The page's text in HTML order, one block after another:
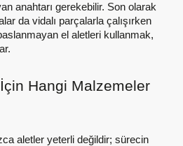
anahtarı gerekebilir. Son olarak
da vidalı parçalarla çalışırken
el aletleri kullanmak,
Hangi Malzemeler
aletler yeterli değildir; sürecin